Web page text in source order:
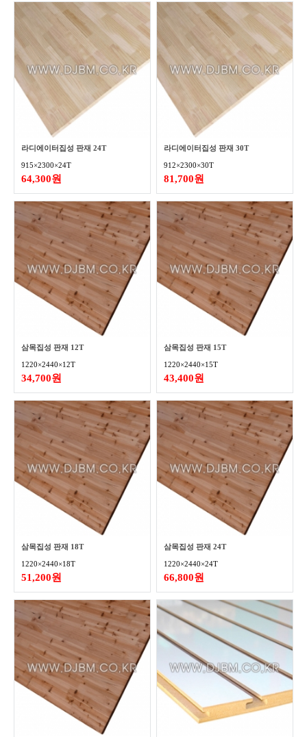
라디에이터집성 판재 24T
915×2300×24T
64,300원
라디에이터집성 판재 30T
912×2300×30T
81,700원
삼목집성 판재 12T
1220×2440×12T
34,700원
삼목집성 판재 15T
1220×2440×15T
43,400원
삼목집성 판재 18T
1220×2440×18T
51,200원
삼목집성 판재 24T
1220×2440×24T
66,800원